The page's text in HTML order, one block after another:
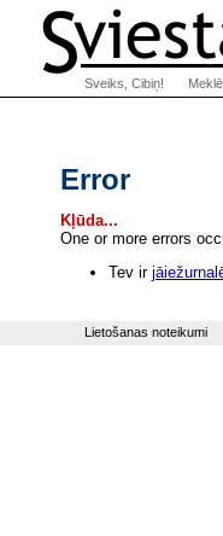
Error
Kļūda...
One or more errors
Tev ir
Sveiks, Cibiņ!
Lietošanas noteikumi